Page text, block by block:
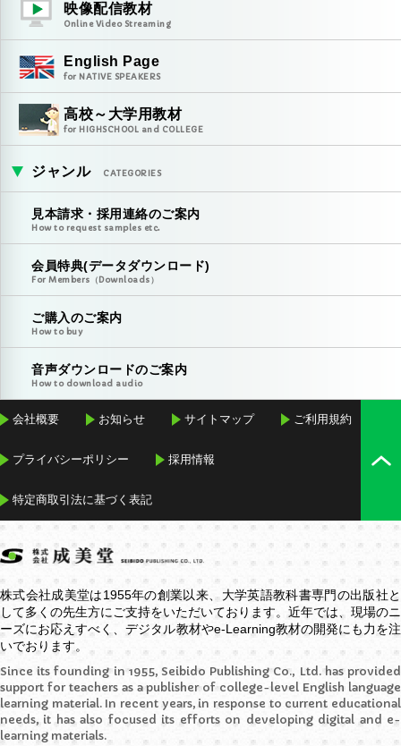
映像配信教材
Online Video Streaming
English Page
for NATIVE SPEAKERS
高校～大学用教材
for HIGHSCHOOL and COLLEGE
ジャンル CATEGORIES
見本請求・採用連絡のご案内
How to request samples etc.
会員特典(データダウンロード)
For Members（Downloads）
ご購入のご案内
How to buy
音声ダウンロードのご案内
How to download audio
会社概要 お知らせ サイトマップ ご利用規約
プライバシーポリシー 採用情報
特定商取引法に基づく表記
株式会社成美堂は1955年の創業以来、大学英語教科書専門の出版社と
して多くの先生方にご支持をいただいております。近年では、現場のニ
ーズにお応えすべく、デジタル教材やe-Learning教材の開発にも力を注
いでおります。
Since its founding in 1955, Seibido Publishing Co., Ltd. has provided
support for teachers as a publisher of college-level English language
learning material. In recent years, in response to current educational
needs, it has also focused its efforts on developing digital and e-
learning materials.